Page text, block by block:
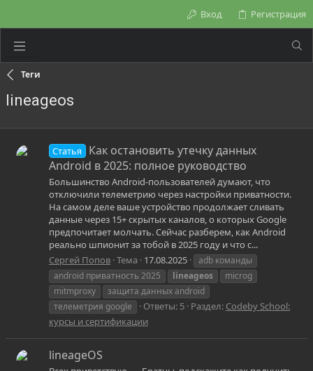
Вход Регистрация
Теги
lineageos
Статья
Как остановить утечку данных
Android в 2025: полное руководство
Большинство Android-пользователей думают, что
отключили телеметрию через настройки приватности.
На самом деле ваше устройство продолжает сливать
данные через 15+ скрытых каналов, о которых Google
предпочитает молчать. Сейчас разберем, как Android
реально шпионит за тобой в 2025 году и что с...
Сергей Попов Тема 17.08.2025
adb команды
android приватность 2025
lineageos
microg
mitmproxy
защита данных android
телеметрия google
Ответы: 5 Раздел: Codeby School:
курсы и сертификации
lineageOS